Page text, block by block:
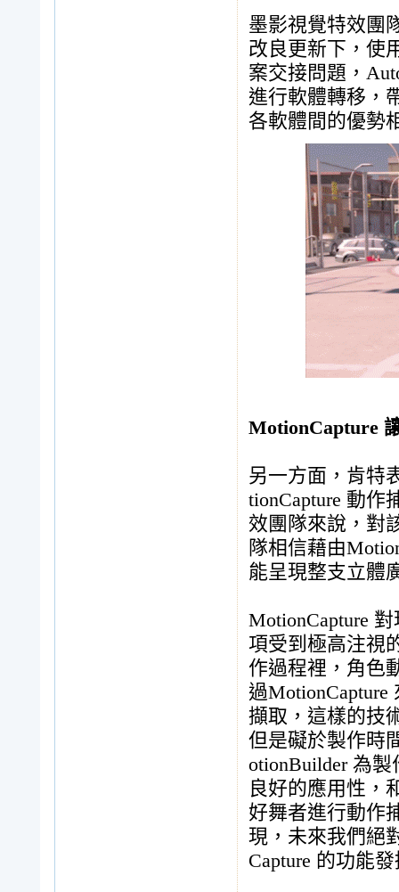
墨影視覺特效團
改良更新下，使
案交接問題，
進行軟體轉移，
各軟體間的優勢
MotionCapture
另一方面，肯特
tionCapture 動
效團隊來說，對
隊相信藉由
能呈現整支立體
MotionCapture
項受到極高注視
作過程裡，角色
過
擷取，這樣的技
但是礙於製作時
otionBuilder 為
良好的應用性，
好舞者進行動作
現，未來我們絕
Capture 的功能